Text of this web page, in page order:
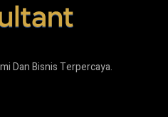
Dan Bisnis Terpercaya.